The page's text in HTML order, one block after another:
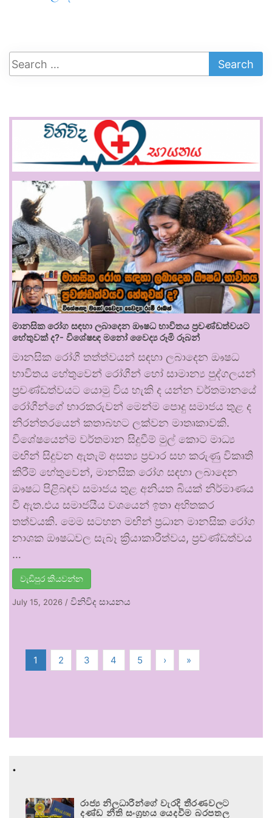
මානසික රෝග සඳහා ලබාදෙන ඖෂධ භාවිතය ප්‍රචණ්ඩත්වයට
හේතුවක් ද?- විශේෂඥ මනෝ වෛද්‍ය රූමි රූබන්
මානසික රෝගී තත්ත්වයන් සඳහා ලබාදෙන ඖෂධ
භාවිතය හේතුවෙන් රෝගීන් හෝ සාමාන්‍ය පුද්ගලයන්
ප්‍රචණ්ඩත්වයට යොමු විය හැකි ද යන්න වර්තමානයේ
රෝගීන්ගේ භාරකරුවන් මෙන්ම පොදු සමාජය තුළ ද
නිරන්තරයෙන් කතාබහට ලක්වන මාතෘකාවකි.
විශේෂයෙන්ම වර්තමාන සිදුවීම් මුල් කොට මාධ්‍ය
මඟින් සිදුවන ඇතැම් අසත්‍ය ප්‍රචාර සහ කරුණු විකෘති
කිරීම් හේතුවෙන්, මානසික රෝග සඳහා ලබාදෙන
ඖෂධ පිළිබඳව සමාජය තුළ අනියත බියක් නිර්මාණය
වී ඇත.එය සමාජයීය වශයෙන් ඉතා අහිතකර
තත්වයකි. මෙම සටහන මඟින් ප්‍රධාන මානසික රෝග
නාශක ඖෂධවල සැබෑ ක්‍රියාකාරීත්වය, ප්‍රචණ්ඩත්වය
…
වැඩිපුර කියවන්න
July 15, 2026 / විනිවිද සායනය
1 2 3 4 5 › »
.
රාජ්‍ය නිලධාරීන්ගේ වැරදි තීරණවලට
දණ්ඩ නීති සංග්‍රහය යෙදවීම බරපතල